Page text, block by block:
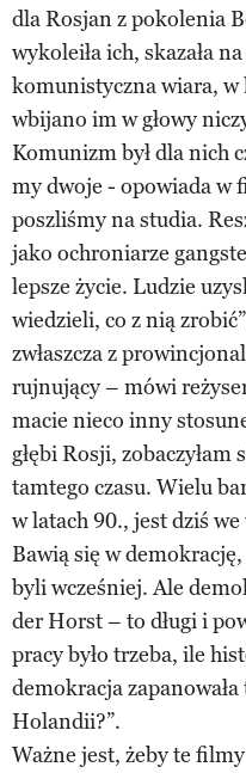
dla Rosjan z pokolenia
wykoleiła ich, skazała
komunistyczna wiara,
wbijano im w głowy
Komunizm był dla nich
my dwoje - opowiada w
poszliśmy na studia.
jako ochroniarze
lepsze życie. Ludzie
wiedzieli, co z nią
zwłaszcza z
rujnujący – mówi
macie nieco inny
głębi Rosji,
tamtego czasu. Wielu
w latach 90., jest dziś
Bawią się w
byli wcześniej. Ale
der Horst – to długi i
pracy było trzeba, ile
demokracja
Holandii?”.
Ważne jest, żeby te